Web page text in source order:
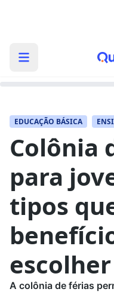
EDUCAÇÃO BÁSICA
Colônia
para
tipos
escolher
A colônia de férias